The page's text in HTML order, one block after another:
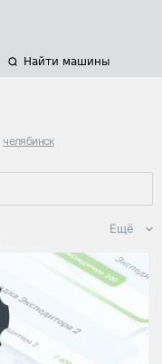
Найти машины
челябинск
Ещё